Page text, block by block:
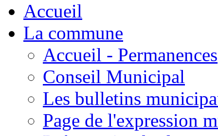
Accueil
La commune
Accueil - Permanences
Conseil Municipal
Les bulletins
Page de l'expression